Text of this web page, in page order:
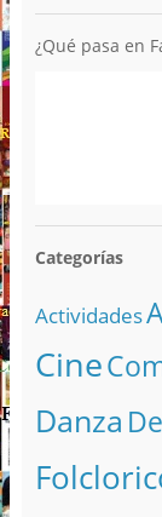
¿Qué pasa en
Categorías
Actividades
Cine
Danza